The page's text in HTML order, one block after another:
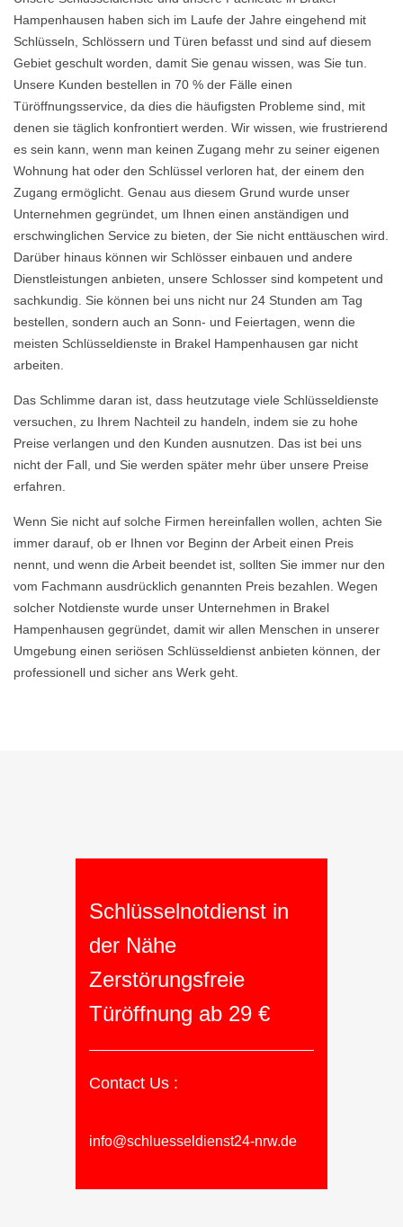
Hampenhausen haben sich im Laufe der Jahre eingehend mit
Schlüsseln, Schlössern und Türen befasst und sind auf diesem
Gebiet geschult worden, damit Sie genau wissen, was Sie tun.
Unsere Kunden bestellen in 70 % der Fälle einen
Türöffnungsservice, da dies die häufigsten Probleme sind, mit
denen sie täglich konfrontiert werden. Wir wissen, wie frustrierend
es sein kann, wenn man keinen Zugang mehr zu seiner eigenen
Wohnung hat oder den Schlüssel verloren hat, der einem den
Zugang ermöglicht. Genau aus diesem Grund wurde unser
Unternehmen gegründet, um Ihnen einen anständigen und
erschwinglichen Service zu bieten, der Sie nicht enttäuschen wird.
Darüber hinaus können wir Schlösser einbauen und andere
Dienstleistungen anbieten, unsere Schlosser sind kompetent und
sachkundig. Sie können bei uns nicht nur 24 Stunden am Tag
bestellen, sondern auch an Sonn- und Feiertagen, wenn die
meisten Schlüsseldienste in Brakel Hampenhausen gar nicht
arbeiten.
Das Schlimme daran ist, dass heutzutage viele Schlüsseldienste
versuchen, zu Ihrem Nachteil zu handeln, indem sie zu hohe
Preise verlangen und den Kunden ausnutzen. Das ist bei uns
nicht der Fall, und Sie werden später mehr über unsere Preise
erfahren.
Wenn Sie nicht auf solche Firmen hereinfallen wollen, achten Sie
immer darauf, ob er Ihnen vor Beginn der Arbeit einen Preis
nennt, und wenn die Arbeit beendet ist, sollten Sie immer nur den
vom Fachmann ausdrücklich genannten Preis bezahlen. Wegen
solcher Notdienste wurde unser Unternehmen in Brakel
Hampenhausen gegründet, damit wir allen Menschen in unserer
Umgebung einen seriösen Schlüsseldienst anbieten können, der
professionell und sicher ans Werk geht.
Schlüsselnotdienst in
der Nähe
Zerstörungsfreie
Türöffnung ab 29 €
Contact Us :
info@schluesseldienst24-nrw.de